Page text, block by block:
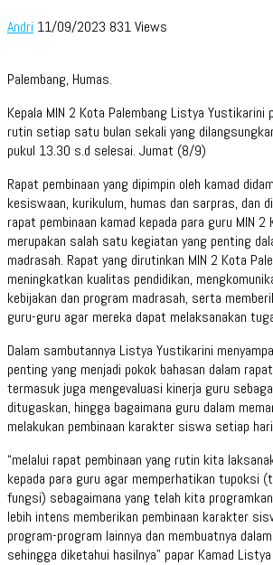
Andri 11/09/2023 831 Views
Palembang, Humas.
Kepala MIN 2 Kota Palembang Listya Yustikarini
rutin setiap satu bulan sekali yang
pukul 13.30 s.d selesai. Jumat (8/9)
Rapat pembinaan yang dipimpin oleh kamad
kesiswaan, kurikulum, humas dan sarpras, dan
rapat pembinaan kamad kepada para guru MIN 2
merupakan salah satu kegiatan yang penting
madrasah. Rapat yang dirutinkan MIN 2 Kota
meningkatkan kualitas pendidikan,
kebijakan dan program madrasah, serta
guru-guru agar mereka dapat melaksanakan
Dalam sambutannya Listya Yustikarini
penting yang menjadi pokok bahasan dalam
termasuk juga mengevaluasi kinerja guru
ditugaskan, hingga bagaimana guru dalam
melakukan pembinaan karakter siswa setiap
“melalui rapat pembinaan yang rutin kita
kepada para guru agar memperhatikan tupoksi
fungsi) sebagaimana yang telah kita
lebih intens memberikan pembinaan karakter
program-program lainnya dan membuatnya
sehingga diketahui hasilnya” papar Kamad